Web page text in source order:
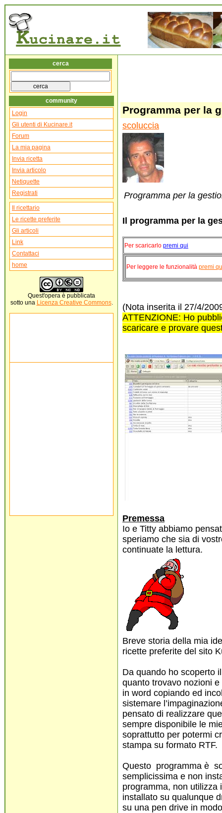
cerca
community
Login
Gli utenti di Kucinare.it
Forum
La mia pagina
Invia ricetta
Invia articolo
Netiquette
Registrati
Il ricettario
Le ricette preferite
Gli articoli
Link
Contattaci
home
Quest'opera è pubblicata
sotto una Licenza Creative Commons.
Programma per la
scoluccia
Programma per la
Il programma per la
Per scaricarlo premi qui
Per leggere le funzionalità premi
(Nota inserita il 27/4/
ATTENZIONE: Ho
scaricare e provare
Premessa
Io e Titty abbiamo
speriamo che sia di
continuate la lettura.
Breve storia della mia
ricette preferite del sito
Da quando ho scoperto
quanto trovavo nozioni
in word copiando ed
sistemare
pensato di realizzare
sempre disponibile le
soprattutto per potermi
stampa su formato RTF.
Questo programma è
semplicissima e non
programma, non utilizza
installato su qualunque
su una pen drive in